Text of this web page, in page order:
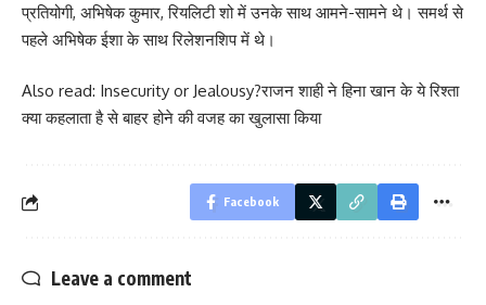
प्रतियोगी, अभिषेक कुमार, रियलिटी शो में उनके साथ आमने-सामने थे। समर्थ से
पहले अभिषेक ईशा के साथ रिलेशनशिप में थे।
Also read: Insecurity or Jealousy?राजन शाही ने हिना खान के ये रिश्ता
क्या कहलाता है से बाहर होने की वजह का खुलासा किया
Facebook
Leave a comment